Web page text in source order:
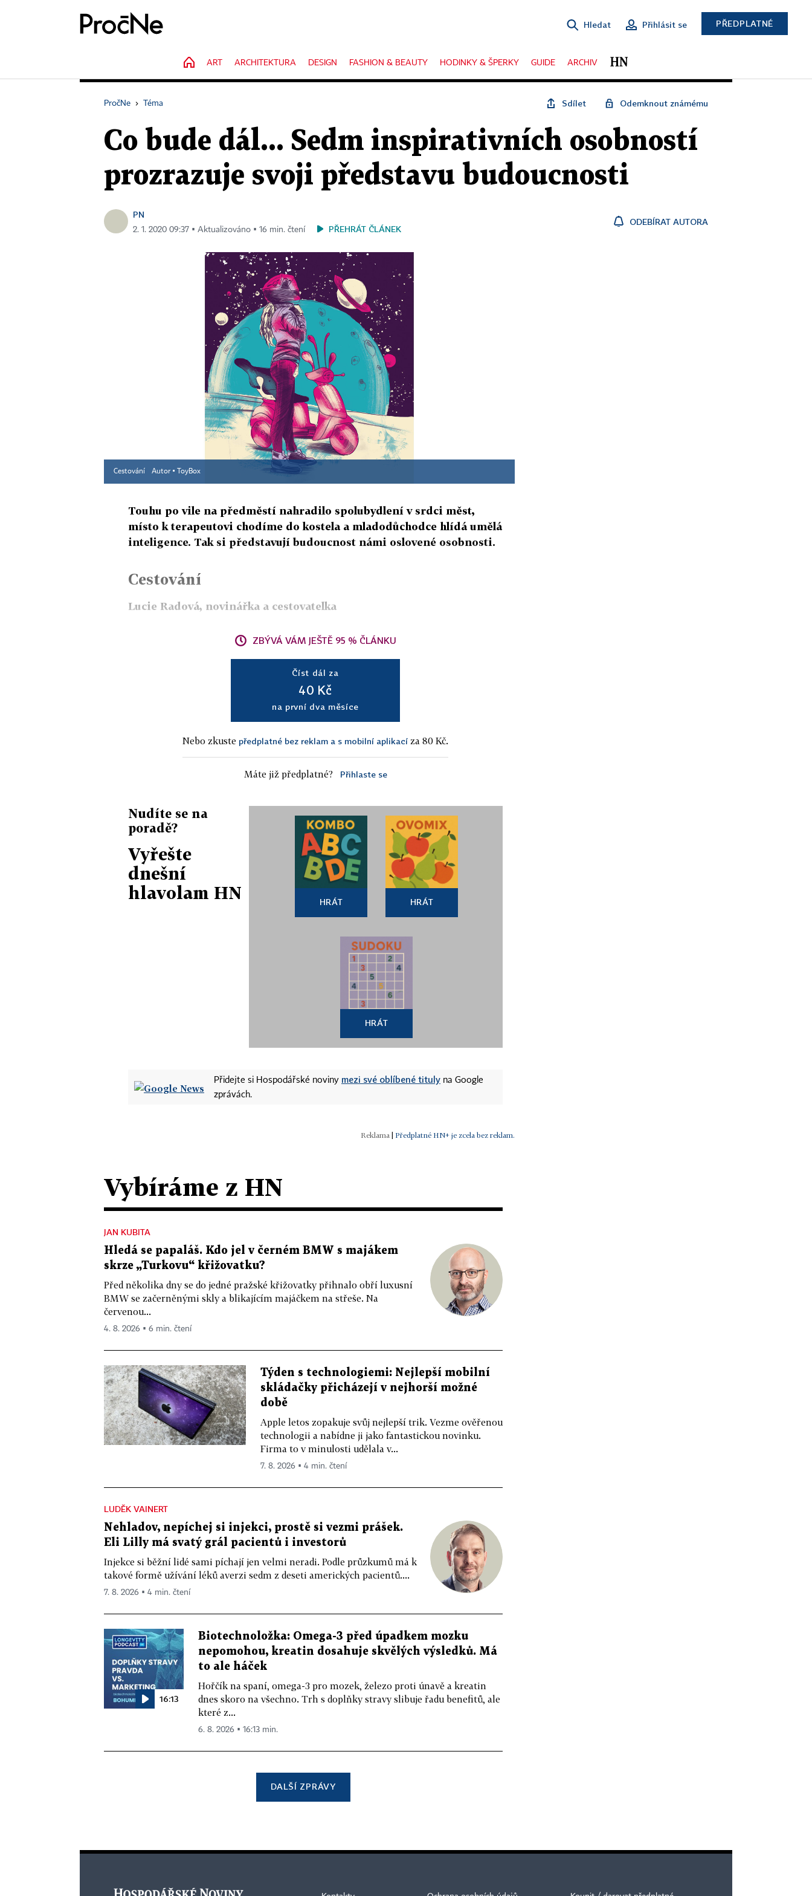
Hledat Přihlásit se PŘEDPLATNÉ
HOME
ART ARCHITEKTURA DESIGN FASHION & BEAUTY HODINKY & ŠPERKY GUIDE ARCHIV
PročNe › Téma Sdílet Odemknout známému
Co bude dál... Sedm inspirativních osobností
prozrazuje svoji představu budoucnosti
PN
2. 1. 2020 09:37 ▪ Aktualizováno ▪ 16 min. čtení PŘEHRÁT ČLÁNEK
ODEBÍRAT AUTORA
Cestování Autor ▪ ToyBox
Touhu po vile na předměstí nahradilo spolubydlení v srdci měst,
místo k terapeutovi chodíme do kostela a mladodůchodce hlídá umělá
inteligence. Tak si představují budoucnost námi oslovené osobnosti.
Cestování
Lucie Radová, novinářka a cestovatelka
ZBÝVÁ VÁM JEŠTĚ 95 % ČLÁNKU
Číst dál za
40 Kč
na první dva měsíce
Nebo zkuste předplatné bez reklam a s mobilní aplikací za 80 Kč.
Máte již předplatné? Přihlaste se
Nudíte se na
poradě?
Vyřešte
dnešní
hlavolam HN
HRÁT HRÁT
HRÁT
Přidejte si Hospodářské noviny mezi své oblíbené tituly na Google
zprávách.
| Předplatné HN+ je zcela bez reklam.
Vybíráme z HN
JAN KUBITA
Hledá se papaláš. Kdo jel v černém BMW s majákem
skrze „Turkovu“ křižovatku?
Před několika dny se do jedné pražské křižovatky přihnalo obří luxusní
BMW se začerněnými skly a blikajícím majáčkem na střeše. Na
červenou...
4. 8. 2026 ▪ 6 min. čtení
Týden s technologiemi: Nejlepší mobilní
skládačky přicházejí v nejhorší možné
době
Apple letos zopakuje svůj nejlepší trik. Vezme ověřenou
technologii a nabídne ji jako fantastickou novinku.
Firma to v minulosti udělala v...
7. 8. 2026 ▪ 4 min. čtení
LUDĚK VAINERT
Nehladov, nepíchej si injekci, prostě si vezmi prášek.
Eli Lilly má svatý grál pacientů i investorů
Injekce si běžní lidé sami píchají jen velmi neradi. Podle průzkumů má k
takové formě užívání léků averzi sedm z deseti amerických pacientů....
7. 8. 2026 ▪ 4 min. čtení
16:13
Biotechnoložka: Omega-3 před úpadkem mozku
nepomohou, kreatin dosahuje skvělých výsledků. Má
to ale háček
Hořčík na spaní, omega-3 pro mozek, železo proti únavě a kreatin
dnes skoro na všechno. Trh s doplňky stravy slibuje řadu benefitů, ale
které z...
6. 8. 2026 ▪ 16:13 min.
DALŠÍ ZPRÁVY